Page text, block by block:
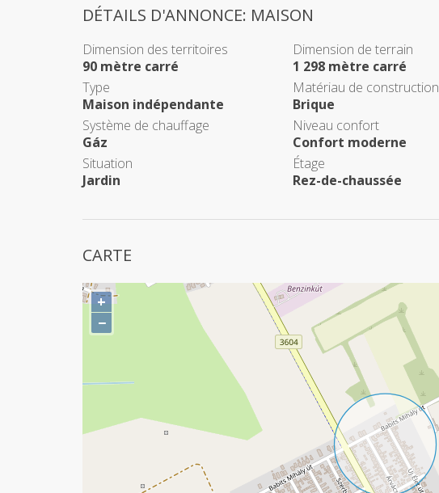
DÉTAILS D'ANNONCE: MAISON
Dimension des territoires
90 mètre carré
Dimension de terrain
1 298 mètre carré
Type
Maison indépendante
Matériau de construction
Brique
Système de chauffage
Gáz
Niveau confort
Confort moderne
Situation
Jardin
Étage
Rez-de-chaussée
CARTE
+
−